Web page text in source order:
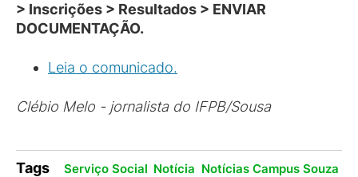
> Inscrições > Resultados > ENVIAR
DOCUMENTAÇÃO.
Leia o comunicado.
Clébio Melo - jornalista do IFPB/Sousa
Tags
Serviço Social Notícia Notícias Campus Souza